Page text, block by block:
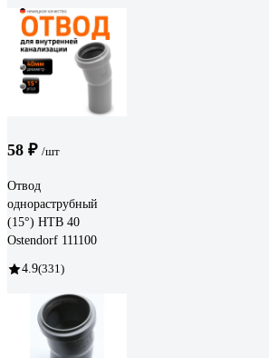
58 ₽ /шт
Отвод
однораструбный
(15°) HTB 40
Ostendorf 111100
4.9(331)